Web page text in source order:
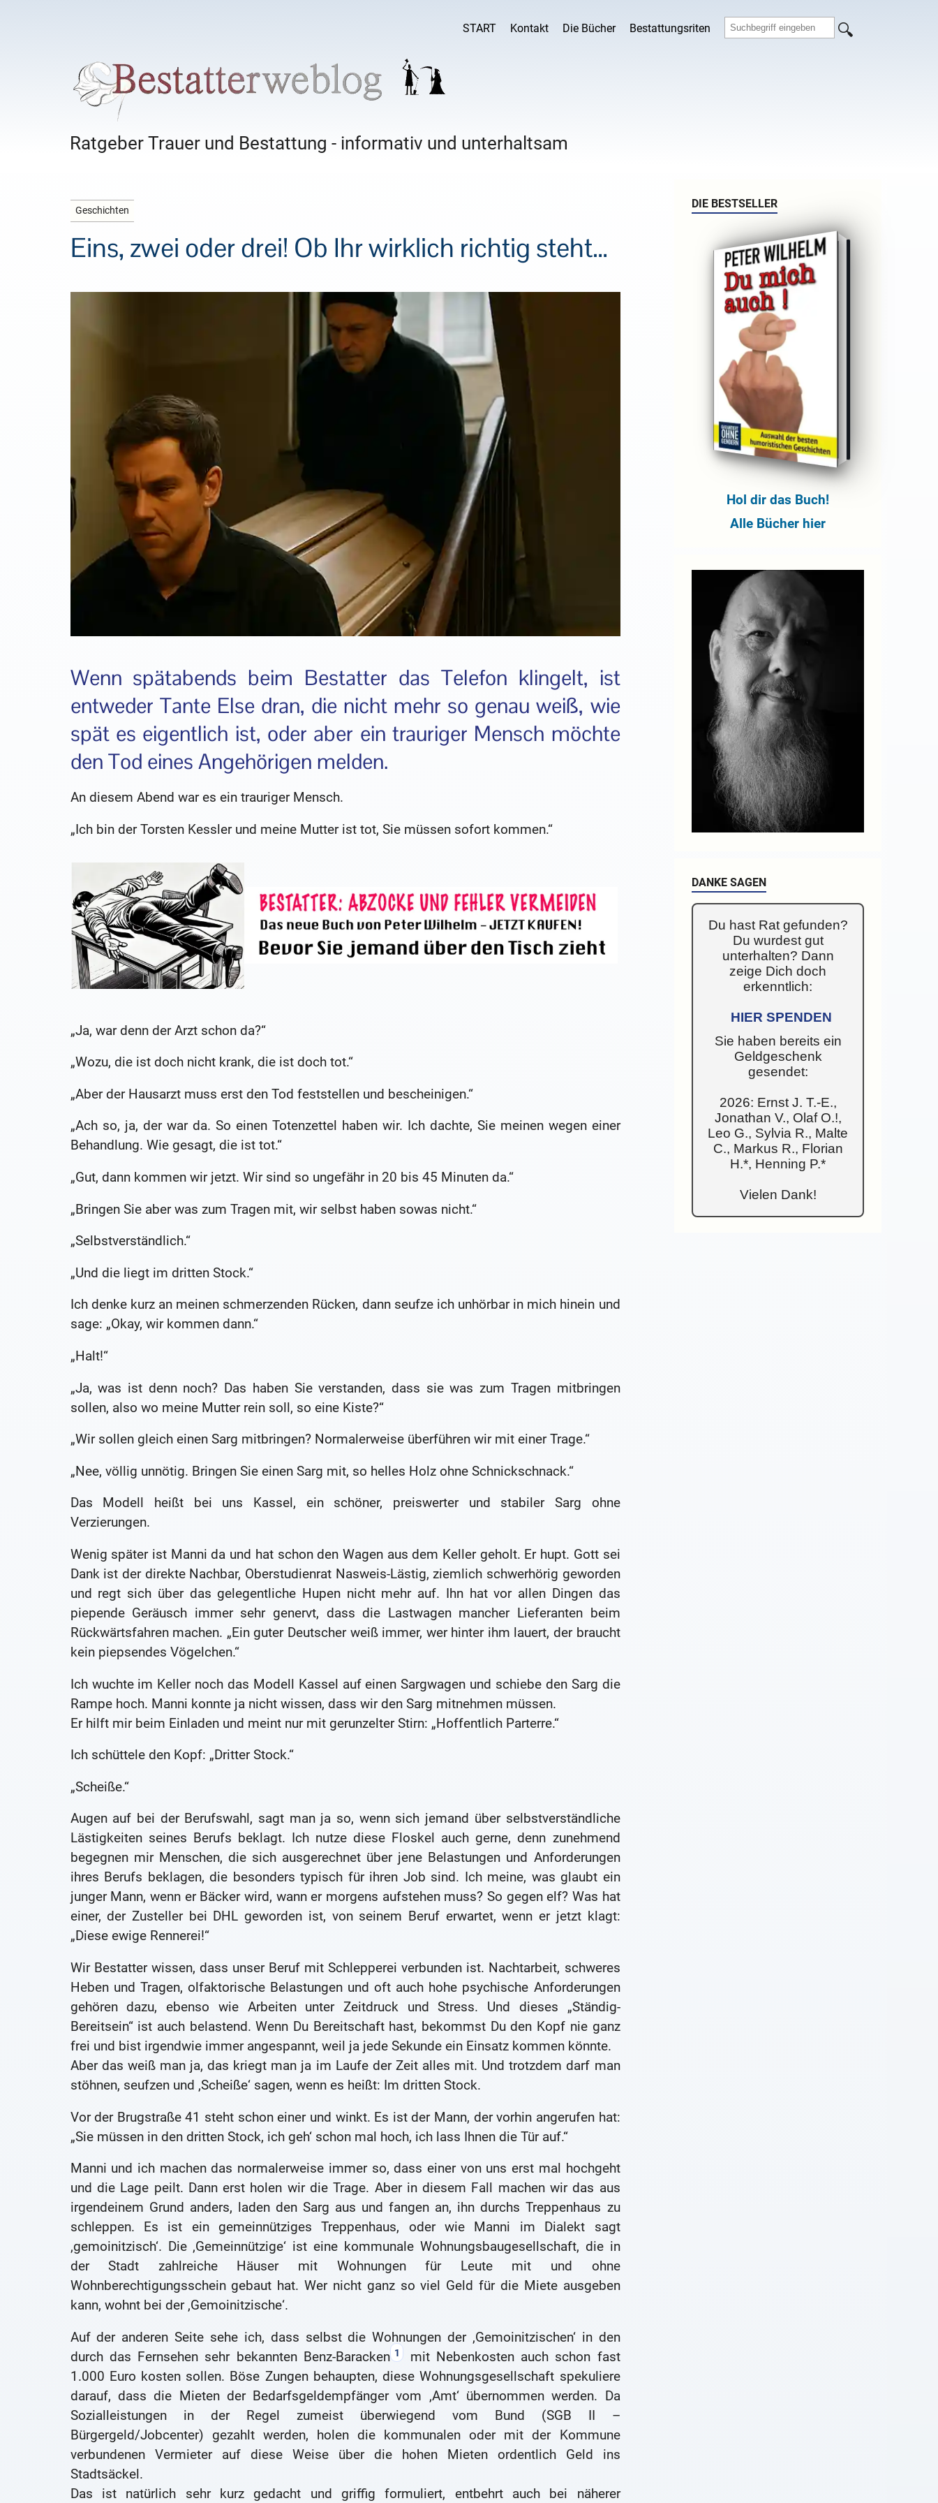
START Kontakt Die Bücher Bestattungsriten
Ratgeber Trauer und Bestattung - informativ und unterhaltsam
Geschichten
Eins, zwei oder drei! Ob Ihr wirklich richtig steht…
Wenn spätabends beim Bestatter das Telefon klingelt, ist
entweder Tante Else dran, die nicht mehr so genau weiß, wie
spät es eigentlich ist, oder aber ein trauriger Mensch möchte
den Tod eines Angehörigen melden.
An diesem Abend war es ein trauriger Mensch.
„Ich bin der Torsten Kessler und meine Mutter ist tot, Sie müssen sofort kommen.“
„Ja, war denn der Arzt schon da?“
„Wozu, die ist doch nicht krank, die ist doch tot.“
„Aber der Hausarzt muss erst den Tod feststellen und bescheinigen.“
„Ach so, ja, der war da. So einen Totenzettel haben wir. Ich dachte, Sie meinen wegen einer
Behandlung. Wie gesagt, die ist tot.“
„Gut, dann kommen wir jetzt. Wir sind so ungefähr in 20 bis 45 Minuten da.“
„Bringen Sie aber was zum Tragen mit, wir selbst haben sowas nicht.“
„Selbstverständlich.“
„Und die liegt im dritten Stock.“
Ich denke kurz an meinen schmerzenden Rücken, dann seufze ich unhörbar in mich hinein und
sage: „Okay, wir kommen dann.“
„Halt!“
„Ja, was ist denn noch? Das haben Sie verstanden, dass sie was zum Tragen mitbringen
sollen, also wo meine Mutter rein soll, so eine Kiste?“
„Wir sollen gleich einen Sarg mitbringen? Normalerweise überführen wir mit einer Trage.“
„Nee, völlig unnötig. Bringen Sie einen Sarg mit, so helles Holz ohne Schnickschnack.“
Das Modell heißt bei uns Kassel, ein schöner, preiswerter und stabiler Sarg ohne
Verzierungen.
Wenig später ist Manni da und hat schon den Wagen aus dem Keller geholt. Er hupt. Gott sei
Dank ist der direkte Nachbar, Oberstudienrat Nasweis-Lästig, ziemlich schwerhörig geworden
und regt sich über das gelegentliche Hupen nicht mehr auf. Ihn hat vor allen Dingen das
piepende Geräusch immer sehr genervt, dass die Lastwagen mancher Lieferanten beim
Rückwärtsfahren machen. „Ein guter Deutscher weiß immer, wer hinter ihm lauert, der braucht
kein piepsendes Vögelchen.“
Ich wuchte im Keller noch das Modell Kassel auf einen Sargwagen und schiebe den Sarg die
Rampe hoch. Manni konnte ja nicht wissen, dass wir den Sarg mitnehmen müssen.
Er hilft mir beim Einladen und meint nur mit gerunzelter Stirn: „Hoffentlich Parterre.“
Ich schüttele den Kopf: „Dritter Stock.“
„Scheiße.“
Augen auf bei der Berufswahl, sagt man ja so, wenn sich jemand über selbstverständliche
Lästigkeiten seines Berufs beklagt. Ich nutze diese Floskel auch gerne, denn zunehmend
begegnen mir Menschen, die sich ausgerechnet über jene Belastungen und Anforderungen
ihres Berufs beklagen, die besonders typisch für ihren Job sind. Ich meine, was glaubt ein
junger Mann, wenn er Bäcker wird, wann er morgens aufstehen muss? So gegen elf? Was hat
einer, der Zusteller bei DHL geworden ist, von seinem Beruf erwartet, wenn er jetzt klagt:
„Diese ewige Rennerei!“
Wir Bestatter wissen, dass unser Beruf mit Schlepperei verbunden ist. Nachtarbeit, schweres
Heben und Tragen, olfaktorische Belastungen und oft auch hohe psychische Anforderungen
gehören dazu, ebenso wie Arbeiten unter Zeitdruck und Stress. Und dieses „Ständig-
Bereitsein“ ist auch belastend. Wenn Du Bereitschaft hast, bekommst Du den Kopf nie ganz
frei und bist irgendwie immer angespannt, weil ja jede Sekunde ein Einsatz kommen könnte.
Aber das weiß man ja, das kriegt man ja im Laufe der Zeit alles mit. Und trotzdem darf man
stöhnen, seufzen und ‚Scheiße‘ sagen, wenn es heißt: Im dritten Stock.
Vor der Brugstraße 41 steht schon einer und winkt. Es ist der Mann, der vorhin angerufen hat:
„Sie müssen in den dritten Stock, ich geh‘ schon mal hoch, ich lass Ihnen die Tür auf.“
Manni und ich machen das normalerweise immer so, dass einer von uns erst mal hochgeht
und die Lage peilt. Dann erst holen wir die Trage. Aber in diesem Fall machen wir das aus
irgendeinem Grund anders, laden den Sarg aus und fangen an, ihn durchs Treppenhaus zu
schleppen. Es ist ein gemeinnütziges Treppenhaus, oder wie Manni im Dialekt sagt
‚gemoinitzisch‘. Die ‚Gemeinnützige‘ ist eine kommunale Wohnungsbaugesellschaft, die in
der Stadt zahlreiche Häuser mit Wohnungen für Leute mit und ohne
Wohnberechtigungsschein gebaut hat. Wer nicht ganz so viel Geld für die Miete ausgeben
kann, wohnt bei der ‚Gemoinitzische‘.
Auf der anderen Seite sehe ich, dass selbst die Wohnungen der ‚Gemoinitzischen‘ in den
durch das Fernsehen sehr bekannten Benz-Baracken 1
mit Nebenkosten auch schon fast
1.000 Euro kosten sollen. Böse Zungen behaupten, diese Wohnungsgesellschaft spekuliere
darauf, dass die Mieten der Bedarfsgeldempfänger vom ‚Amt‘ übernommen werden. Da
Sozialleistungen in der Regel zumeist überwiegend vom Bund (SGB II –
Bürgergeld/Jobcenter) gezahlt werden, holen die kommunalen oder mit der Kommune
verbundenen Vermieter auf diese Weise über die hohen Mieten ordentlich Geld ins
Stadtsäckel.
Das ist natürlich sehr kurz gedacht und griffig formuliert, entbehrt auch bei näherer
DIE BESTSELLER
Hol dir das Buch!
Alle Bücher hier
DANKE SAGEN
Du hast Rat gefunden?
Du wurdest gut
unterhalten? Dann
zeige Dich doch
erkenntlich:
HIER SPENDEN
Sie haben bereits ein
Geldgeschenk
gesendet:
2026: Ernst J. T.-E.,
Jonathan V., Olaf O.!,
Leo G., Sylvia R., Malte
C., Markus R., Florian
H.*, Henning P.*
Vielen Dank!